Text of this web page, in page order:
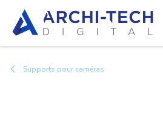
Supports pour caméras